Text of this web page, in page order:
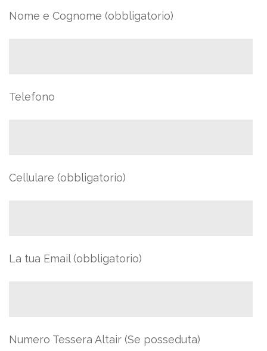
Nome e Cognome (obbligatorio)
Telefono
Cellulare (obbligatorio)
La tua Email (obbligatorio)
Numero Tessera Altair (Se posseduta)